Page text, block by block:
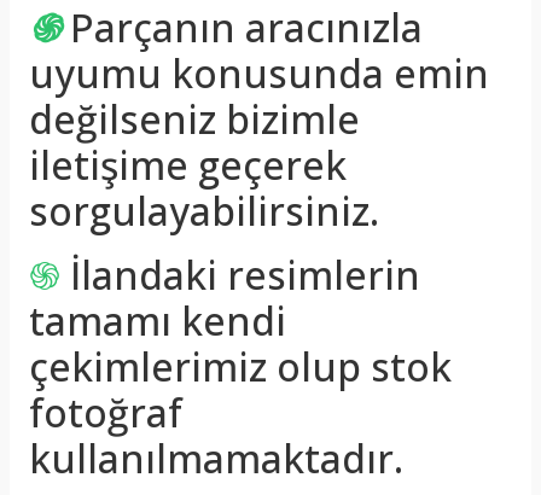
֍ Parçanın aracınızla
uyumu konusunda emin
değilseniz bizimle
iletişime geçerek
sorgulayabilirsiniz.
֍ İlandaki resimlerin
tamamı kendi
çekimlerimiz olup stok
fotoğraf
kullanılmamaktadır.